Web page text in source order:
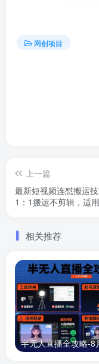
网创项目
上一篇
最新短视频连怼搬运
1：1搬运不剪辑，适
相关推荐